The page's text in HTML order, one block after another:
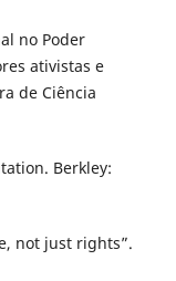
no Poder
ativistas e
de Ciência
Berkley:
not just rights”.